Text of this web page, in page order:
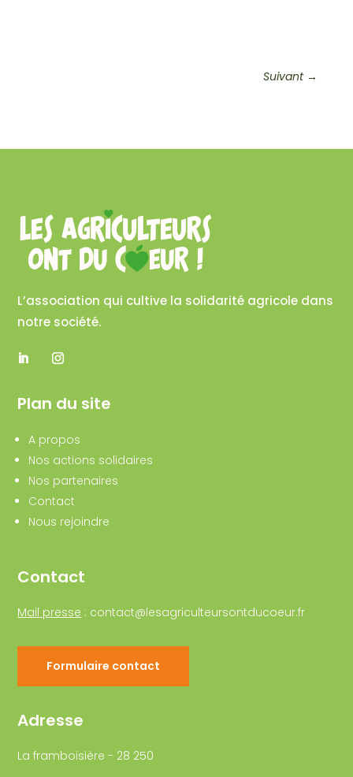
Suivant→
L’association qui cultive la solidarité agricole dans
notre société.
Plan du site
A propos
Nos actions solidaires
Nos partenaires
Contact
Nous rejoindre
Contact
Mail presse : contact@lesagriculteursontducoeur.fr
Formulaire contact
Adresse
La framboisière - 28 250